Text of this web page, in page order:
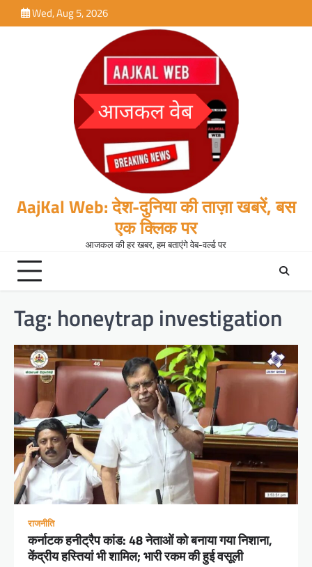
to
Wed, Aug 5, 2026
AajKal Web: देश-दुनिया की ताज़ा खबरें, बस
एक क्लिक पर
आजकल की हर खबर, हम बताएंगे वेब-वर्ल्ड पर
Tag: honeytrap investigation
राजनीति
कर्नाटक हनीट्रैप कांड: 48 नेताओं को बनाया गया निशाना,
केंद्रीय हस्तियां भी शामिल; भारी रकम की हुई वसूली